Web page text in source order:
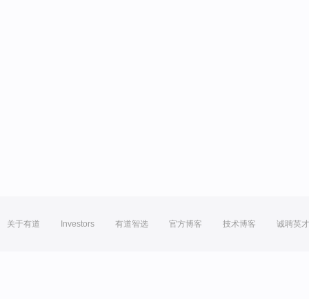
关于有道 Investors 有道智选 官方博客 技术博客 诚聘英才